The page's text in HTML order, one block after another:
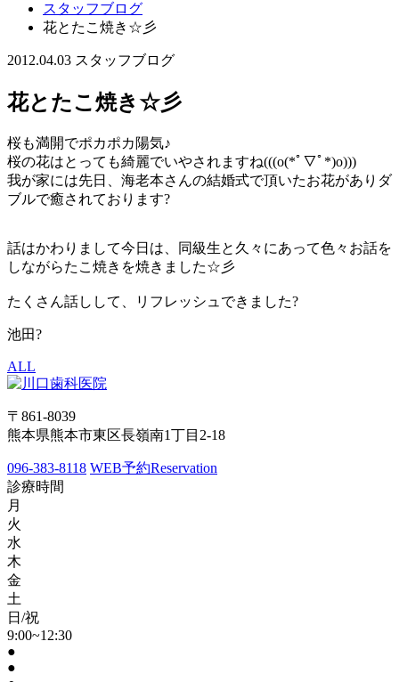
スタッフブログ
花とたこ焼き☆彡
2012.04.03 スタッフブログ
花とたこ焼き☆彡
桜も満開でポカポカ陽気♪
桜の花はとっても綺麗でいやされますね(((o(*ﾟ▽ﾟ*)o)))
我が家には先日、海老本さんの結婚式で頂いたお花がありダ
ブルで癒されております?
話はかわりまして今日は、同級生と久々にあって色々お話を
しながらたこ焼きを焼きました☆彡
たくさん話しして、リフレッシュできました?
池田?
ALL
〒861-8039
熊本県熊本市東区長嶺南1丁目2-18
096-383-8118 WEB予約Reservation
診療時間
月
火
水
木
金
土
日/祝
9:00~12:30
●
●